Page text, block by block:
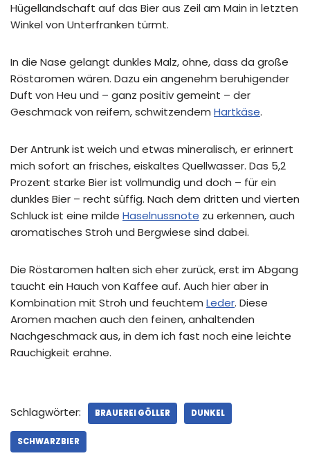
Hügellandschaft auf das Bier aus Zeil am Main in letzten
Winkel von Unterfranken türmt.
In die Nase gelangt dunkles Malz, ohne, dass da große
Röstaromen wären. Dazu ein angenehm beruhigender
Duft von Heu und – ganz positiv gemeint – der
Geschmack von reifem, schwitzendem Hartkäse.
Der Antrunk ist weich und etwas mineralisch, er erinnert
mich sofort an frisches, eiskaltes Quellwasser. Das 5,2
Prozent starke Bier ist vollmundig und doch – für ein
dunkles Bier – recht süffig. Nach dem dritten und vierten
Schluck ist eine milde Haselnussnote zu erkennen, auch
aromatisches Stroh und Bergwiese sind dabei.
Die Röstaromen halten sich eher zurück, erst im Abgang
taucht ein Hauch von Kaffee auf. Auch hier aber in
Kombination mit Stroh und feuchtem Leder. Diese
Aromen machen auch den feinen, anhaltenden
Nachgeschmack aus, in dem ich fast noch eine leichte
Rauchigkeit erahne.
Schlagwörter: BRAUEREI GÖLLER DUNKEL
SCHWARZBIER